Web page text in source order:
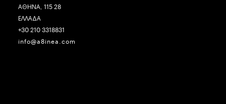
ΑΘΗΝΑ, 115 28
ΕΛΛΑΔΑ
+30 210 3318831
info@a8inea.com